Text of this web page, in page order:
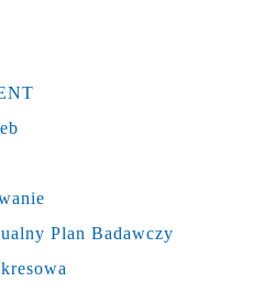
Plan Badawczy